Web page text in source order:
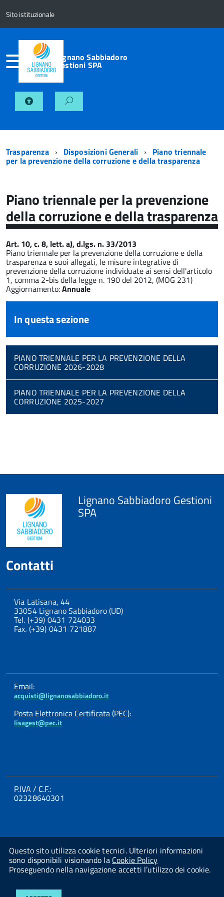
Questo sito utilizza cookie tecnici. Ulteriori informazioni
sono disponibili visionando la Cookie Policy
Proseguendo nella navigazione accetti l’utilizzo dei cookie.
Sito istituzionale
Lignano Sabbiadoro
Gestioni SPA
Trasparenza Disposizioni Generali Piano triennale
per la prevenzione della corruzione e della trasparenza
Piano triennale per la prevenzione
della corruzione e della trasparenza
Art. 10, c. 8, lett. a), d.lgs. n. 33/2013
Piano triennale per la prevenzione della corruzione e della
trasparenza e suoi allegati, le misure integrative di
prevenzione della corruzione individuate ai sensi dell'articolo
1, comma 2-bis della legge n. 190 del 2012, (MOG 231)
Aggiornamento:Annuale
In questa sezione
PIANO TRIENNALE PER LA PREVENZIONE DELLA
CORRUZIONE 2026-2028
PIANO TRIENNALE PER LA PREVENZIONE DELLA
CORRUZIONE 2025-2027
Lignano Sabbiadoro Gestioni
SPA
Contatti
Via Latisana, 44
33054 Lignano Sabbiadoro (UD)
Tel. (+39) 0431 724033
Fax. (+39) 0431 721887
Email:
acquisti@lignanosabbiadoro.it
Posta Elettronica Certificata (PEC):
lisagest@pec.it
P.IVA / C.F.:
02328640301